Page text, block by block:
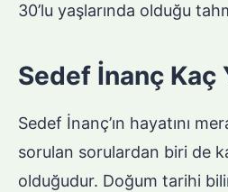
30’lu yaşlarında olduğu
Sedef İnanç Kaç
Sedef İnanç’ın hayatını
sorulan sorulardan biri de
olduğudur. Doğum tarihi